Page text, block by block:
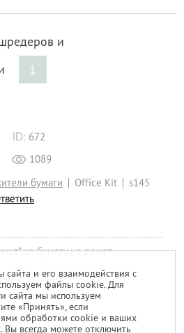
и
1
672
1089
бумаги
Office Kit
s145
бумагу не режет.
1
и его взаимодействия с
файлы cookie. Для
сайта мы используем
«Принять», если
обработки cookie и ваших
всегда можете отключить